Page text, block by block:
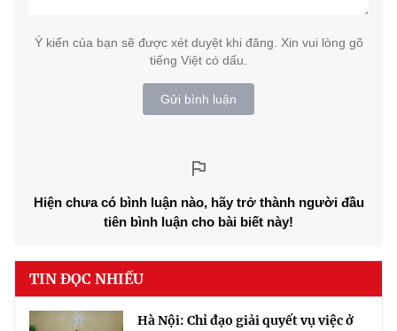
Ý kiến của bạn sẽ được xét duyệt khi đăng. Xin vui lòng gõ
tiếng Việt có dấu.
Gửi bình luận
Hiện chưa có bình luận nào, hãy trở thành người đầu
tiên bình luận cho bài biết này!
TIN ĐỌC NHIỀU
Hà Nội: Chỉ đạo giải quyết vụ việc ở